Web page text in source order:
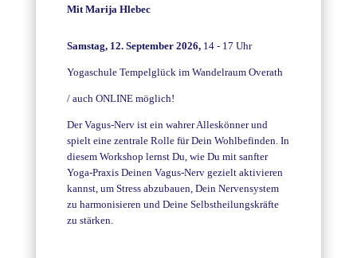
Mit Marija Hlebec
Samstag, 12. September 2026,14 - 17 Uhr
Yogaschule Tempelglück im Wandelraum Overath
/ auch ONLINE möglich!
Der Vagus-Nerv ist ein wahrer Alleskönner und
spielt eine zentrale Rolle für Dein Wohlbefinden. In
diesem Workshop lernst Du, wie Du mit sanfter
Yoga-Praxis Deinen Vagus-Nerv gezielt aktivieren
kannst, um Stress abzubauen, Dein Nervensystem
zu harmonisieren und Deine Selbstheilungskräfte
zu stärken.